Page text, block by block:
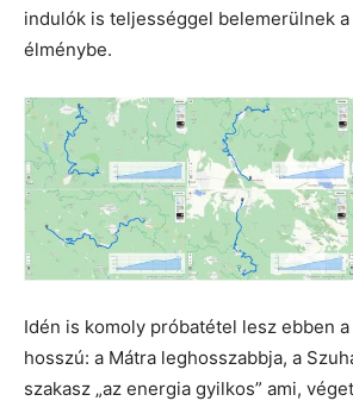
indulók is teljességgel belemerülnek
élménybe.
Idén is komoly próbatétel lesz ebben
hosszú: a Mátra leghosszabbja, a
szakasz „az energia gyilkos” ami,